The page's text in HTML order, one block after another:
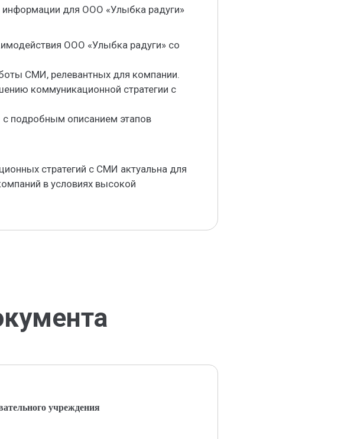
для ООО «Улыбка радуги»
ООО «Улыбка радуги» со
СМИ, релевантных для компании.
коммуникационной стратегии с
подробным описанием этапов
стратегий с СМИ актуальна для
в условиях высокой
учреждения